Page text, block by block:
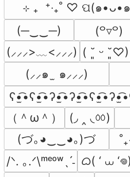
⊹ ₊  ⁺‧₊˚ ♡ ପ(๑•ᴗ•
(─‿‿─)
(꒪▿꒪)
(⸝⸝⸝>﹏<⸝⸝⸝) ( ˘͈ ᵕ ˘͈♡)
(⸝⸝๑  ̫ ๑⸝⸝⸝)
（＾ω＾）
(◞ ‸ ◟ㆀ)
(づ｡◕‿‿◕｡)づ
/ᐠ. ｡.ᐟ\ᵐᵉᵒʷˎˊ˗ ᜊ( ‘ ⩊